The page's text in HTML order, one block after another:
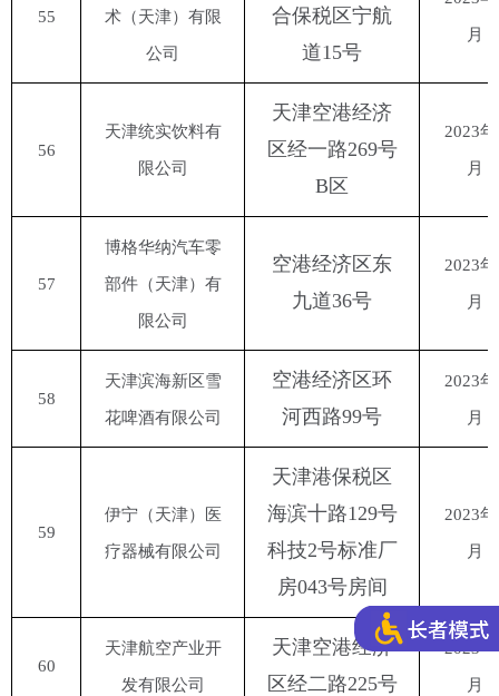
55 术（天津）有限
公司
合保税区宁航
道15号
月
56
天津统实饮料有
限公司
天津空港经济
区经一路269号
B区
2023
月
57
博格华纳汽车零
部件（天津）有
限公司
空港经济区东
九道36号
2023
月
58
天津滨海新区雪
花啤酒有限公司
空港经济区环
河西路99号
2023
月
59
伊宁（天津）医
疗器械有限公司
天津港保税区
海滨十路129号
科技2号标准厂
房043号房间
2023
月
60
天津航空产业开
发有限公司
天津空港经济
区经二路225号
2023年
月